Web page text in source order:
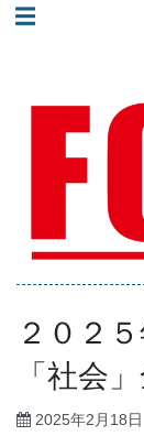
コ☰
進
市
田・
受験
進学塾フォル
ブ
ロ
グ
２０２
「社会
2025年2月18日